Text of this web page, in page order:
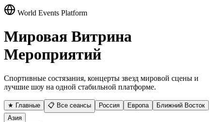
World Events Platform
Мировая Витрина
Мероприятий
Спортивные состязания, концерты звезд мировой сцены и
лучшие шоу на одной стабильной платформе.
★ Главные 📋 Все сеансы Россия Европа
Ближний Восток
Азия